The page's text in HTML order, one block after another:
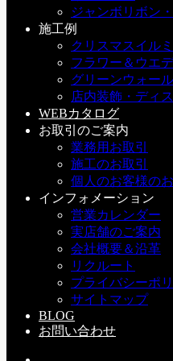
ジャンボリボン
施工例
クリスマスイル
フラワー＆ウエ
グリーンウォー
店内装飾・ディ
WEBカタログ
お取引のご案内
業務用お取引
施工のお取引
個人のお客様のお
インフォメーション
営業カレンダー
実店舗のご案内
会社概要＆沿革
リクルート
プライバシーポ
サイトマップ
BLOG
お問い合わせ
今風に言えば『元祖アーテ
なかなかレトロな貫禄漂っ
実はこれ、秋祭用子供みこ
とても派手な手作り神輿に
j：History
デコプラス専務
Happy bird